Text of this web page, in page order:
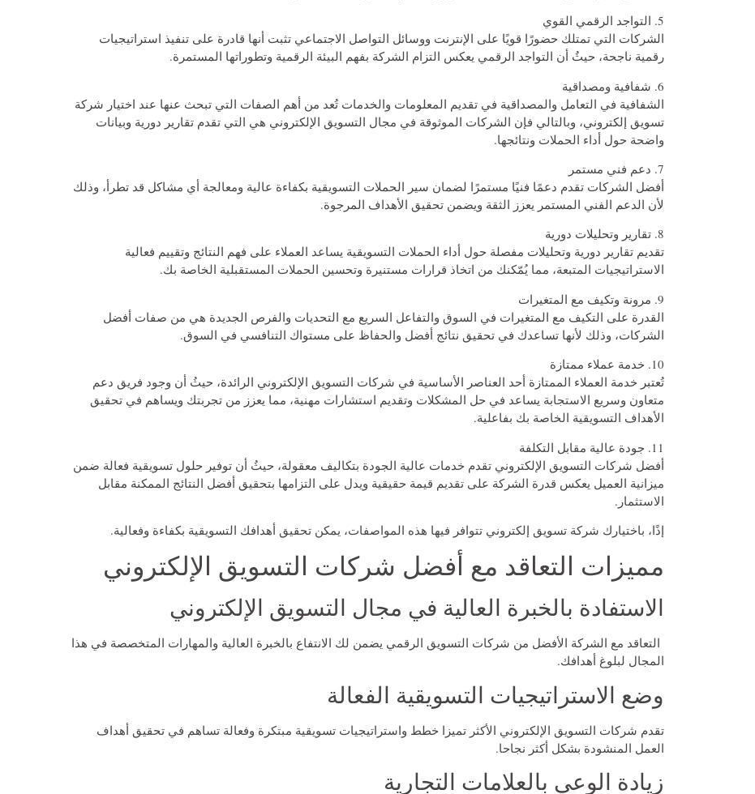
5. التواجد الرقمي القوي
الشركات التي تمتلك حضورًا قويًا على الإنترنت ووسائل التواصل الاجتماعي تثبت أنها قادرة على تنفيذ استراتيجيات
رقمية ناجحة، حيثُ أن التواجد الرقمي يعكس التزام الشركة بفهم البيئة الرقمية وتطوراتها المستمرة.
6. شفافية ومصداقية
الشفافية في التعامل والمصداقية في تقديم المعلومات والخدمات تُعد من أهم الصفات التي تبحث عنها عند اختيار شركة
تسويق إلكتروني، وبالتالي فإن الشركات الموثوقة في مجال التسويق الإلكتروني هي التي تقدم تقارير دورية وبيانات
واضحة حول أداء الحملات ونتائجها.
7. دعم فني مستمر
أفضل الشركات تقدم دعمًا فنيًا مستمرًا لضمان سير الحملات التسويقية بكفاءة عالية ومعالجة أي مشاكل قد تطرأ، وذلك
لأن الدعم الفني المستمر يعزز الثقة ويضمن تحقيق الأهداف المرجوة.
8. تقارير وتحليلات دورية
تقديم تقارير دورية وتحليلات مفصلة حول أداء الحملات التسويقية يساعد العملاء على فهم النتائج وتقييم فعالية
الاستراتيجيات المتبعة، مما يُمّكنك من اتخاذ قرارات مستنيرة وتحسين الحملات المستقبلية الخاصة بك.
9. مرونة وتكيف مع المتغيرات
القدرة على التكيف مع المتغيرات في السوق والتفاعل السريع مع التحديات والفرص الجديدة هي من صفات أفضل
الشركات، وذلك لأنها تساعدك في تحقيق نتائج أفضل والحفاظ على مستواك التنافسي في السوق.
10. خدمة عملاء ممتازة
تُعتبر خدمة العملاء الممتازة أحد العناصر الأساسية في شركات التسويق الإلكتروني الرائدة، حيثُ أن وجود فريق دعم
متعاون وسريع الاستجابة يساعد في حل المشكلات وتقديم استشارات مهنية، مما يعزز من تجربتك ويساهم في تحقيق
الأهداف التسويقية الخاصة بك بفاعلية.
11. جودة عالية مقابل التكلفة
أفضل شركات التسويق الإلكتروني تقدم خدمات عالية الجودة بتكاليف معقولة، حيثُ أن توفير حلول تسويقية فعالة ضمن
ميزانية العميل يعكس قدرة الشركة على تقديم قيمة حقيقية ويدل على التزامها بتحقيق أفضل النتائج الممكنة مقابل
الاستثمار.
إذًا، باختيارك شركة تسويق إلكتروني تتوافر فيها هذه المواصفات، يمكن تحقيق أهدافك التسويقية بكفاءة وفعالية.
مميزات التعاقد مع أفضل شركات التسويق الإلكتروني
الاستفادة بالخبرة العالية في مجال التسويق الإلكتروني
التعاقد مع الشركة الأفضل من شركات التسويق الرقمي يضمن لك الانتفاع بالخبرة العالية والمهارات المتخصصة في هذا
المجال لبلوغ أهدافك.
وضع الاستراتيجيات التسويقية الفعالة
تقدم شركات التسويق الإلكتروني الأكثر تميزا خطط واستراتيجيات تسويقية مبتكرة وفعالة تساهم في تحقيق أهداف
العمل المنشودة بشكل أكثر نجاحا.
زيادة الوعي بالعلامات التجارية